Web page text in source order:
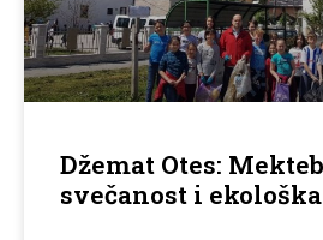
Džemat Otes:
svečanost i